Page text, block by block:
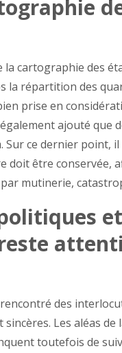
la cartographie des
la répartition des
prise en
ajouté que
Sur ce dernier point,
doit être conservée,
mutinerie,
des
sincères. Les aléas
toutefois de